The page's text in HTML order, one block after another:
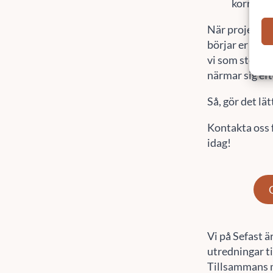
korrekt
När projektet
börjar er
vi som stöd
närmar sig
Så, gör det
Kontakta oss
idag!
Vi på Sefast
utredningar
Tillsammans